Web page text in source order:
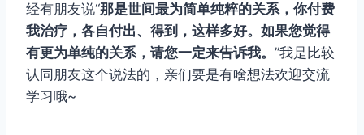
经有朋友说“那是世间最为简单纯粹的关系，你付费
我治疗，各自付出、得到，这样多好。如果您觉得
有更为单纯的关系，请您一定来告诉我。 ”我是比较
认同朋友这个说法的，亲们要是有啥想法欢迎交流
学习哦~